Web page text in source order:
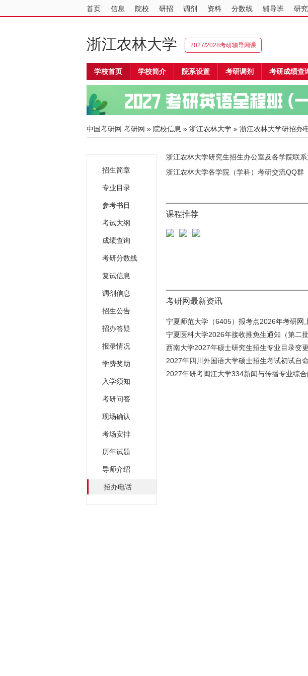
首页 信息 院校 研招 调剂 资料 分数线 辅导班 研
浙江农林大学 2027/2028考研辅导网课
学校首页 学校简介 院系设置 考研调剂 考研成绩查
中国考研网 考研网 » 院校信息 » 浙江农林大学 » 浙江农林大学研招办
招生简章
专业目录
参考书目
考试大纲
成绩查询
考研分数线
复试信息
调剂信息
招生公告
招办答疑
报录情况
学费奖助
入学须知
考研问答
现场确认
考场安排
历年试题
导师介绍
招办电话
浙江农林大学研究生招生办公室及各学院联
浙江农林大学各学院（学科）考研交流QQ群
课程推荐
考研网最新资讯
宁夏师范大学（6405）报考点2026年考研网
宁夏医科大学2026年接收推免生通知（第二批
西南大学2027年硕士研究生招生专业目录变更
2027年四川外国语大学硕士招生考试初试自命
2027年研考闽江大学334新闻与传播专业综合